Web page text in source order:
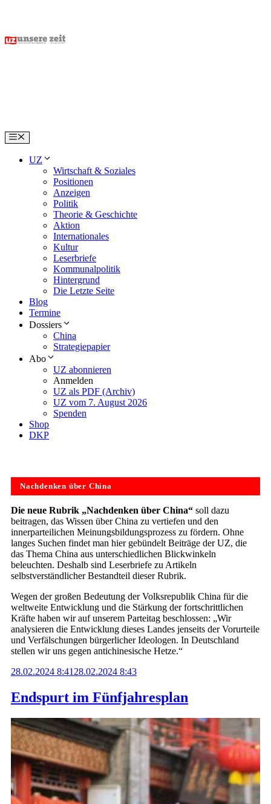
content
Menu
UZ
Wirtschaft & Soziales
Positionen
Anzeigen
Politik
Theorie & Geschichte
Aktion
Internationales
Kultur
Leserbriefe
Kommunalpolitik
Hintergrund
Die Letzte Seite
Blog
Termine
Dossiers
China
Strategiepapier
Abo
UZ abonnieren
Anmelden
UZ als PDF (Archiv)
UZ vom 7. August 2026
Spenden
Shop
DKP
Nachdenken über China
Die neue Rubrik „Nachdenken über China“ soll dazu
beitragen, das Wissen über China zu vertiefen und den
innerparteilichen Meinungsbildungsprozess zu fördern. Ohne
langes Suchen findet man hier gebündelt Beiträge der UZ, die
das Thema China aus unterschiedlichen Blickwinkeln
beleuchten. Deshalb sind Leserbriefe zu Artikeln
selbstverständlicher Bestandteil dieser Rubrik.
Wegen der großen Bedeutung der Volksrepublik China für die
weltweite Entwicklung und die Stärkung der fortschrittlichen
Kräfte haben wir auf unserem Parteitag beschlossen: „Wir
analysieren die Entwicklung dieses Landes jenseits der Vorurteile
und Verfälschungen bürgerlicher Ideologen. In Deutschland
stellen wir uns gegen antichinesische Hetze.“
Endspurt im Fünfjahresplan
28.02.2024 8:41 28.02.2024 8:43